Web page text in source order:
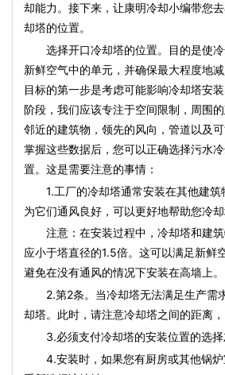
却能力。接下来，让康明冷却小编带您
却塔的位置。
选择开口冷却塔的位置。目的是使冷
新鲜空气中的单元，并确保最大程度地
目标的第一步是考虑可能影响冷却塔安
阶段，我们应该专注于空间限制，周围
邻近的建筑物，领先的风向，管道以及可
掌握这些数据后，您可以正确选择污水
置。这是需要注意的事情：
1.工厂的冷却塔通常安装在其他建筑
为它们通风良好，可以更好地帮助您冷却
注意：在安装过程中，冷却塔和建筑
应小于塔直径的1.5倍。这可以满足新鲜
避免在没有通风的情况下安装在高墙上。
2.第2条。当冷却塔无法满足生产需
却塔。此时，请注意冷却塔之间的距离，
3.必须支付冷却塔的安装位置的选择
4.安装时，如果您有厨房或其他锅炉